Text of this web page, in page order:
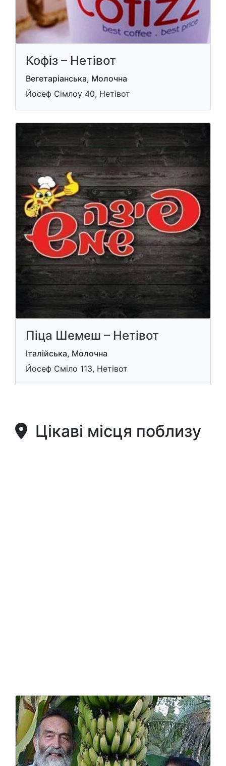
Кофіз – Нетівот
Вегетаріанська, Молочна
Йосеф Сімлоу 40, Нетівот
Піца Шемеш – Нетівот
Італійська, Молочна
Йосеф Сміло 113, Нетівот
Цікаві місця поблизу